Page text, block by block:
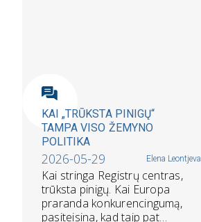
KAI „TRŪKSTA PINIGŲ“
TAMPA VISO ŽEMYNO
POLITIKA
2026-05-29 Elena Leontjeva
Kai stringa Registrų centras,
trūksta pinigų. Kai Europa
praranda konkurencingumą,
pasiteisina, kad taip pat